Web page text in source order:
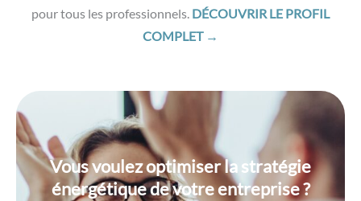
pour tous les professionnels. DÉCOUVRIR LE PROFIL
COMPLET →
Vous voulez optimiser la stratégie
énergétique de votre entreprise ?